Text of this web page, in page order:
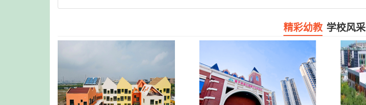
精彩幼教 学校风采